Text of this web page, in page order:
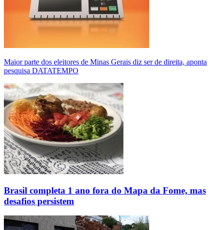
Maior parte dos eleitores de Minas Gerais diz ser de direita, aponta
pesquisa DATATEMPO
Brasil completa 1 ano fora do Mapa da Fome, mas
desafios persistem